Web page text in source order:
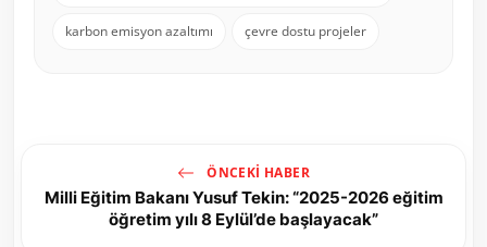
karbon emisyon azaltımı çevre dostu projeler
ÖNCEKI HABER
Milli Eğitim Bakanı Yusuf Tekin: “2025-2026 eğitim
öğretim yılı 8 Eylül’de başlayacak”